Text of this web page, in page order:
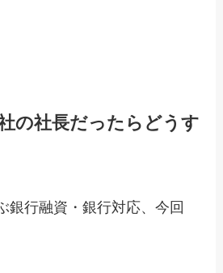
の社長だったらどうす
銀行融資・銀行対応、今回